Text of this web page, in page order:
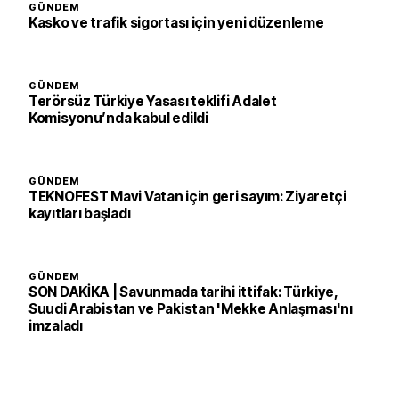
GÜNDEM
Kasko ve trafik sigortası için yeni düzenleme
GÜNDEM
Terörsüz Türkiye Yasası teklifi Adalet
Komisyonu’nda kabul edildi
GÜNDEM
TEKNOFEST Mavi Vatan için geri sayım: Ziyaretçi
kayıtları başladı
GÜNDEM
SON DAKİKA | Savunmada tarihi ittifak: Türkiye,
Suudi Arabistan ve Pakistan 'Mekke Anlaşması'nı
imzaladı